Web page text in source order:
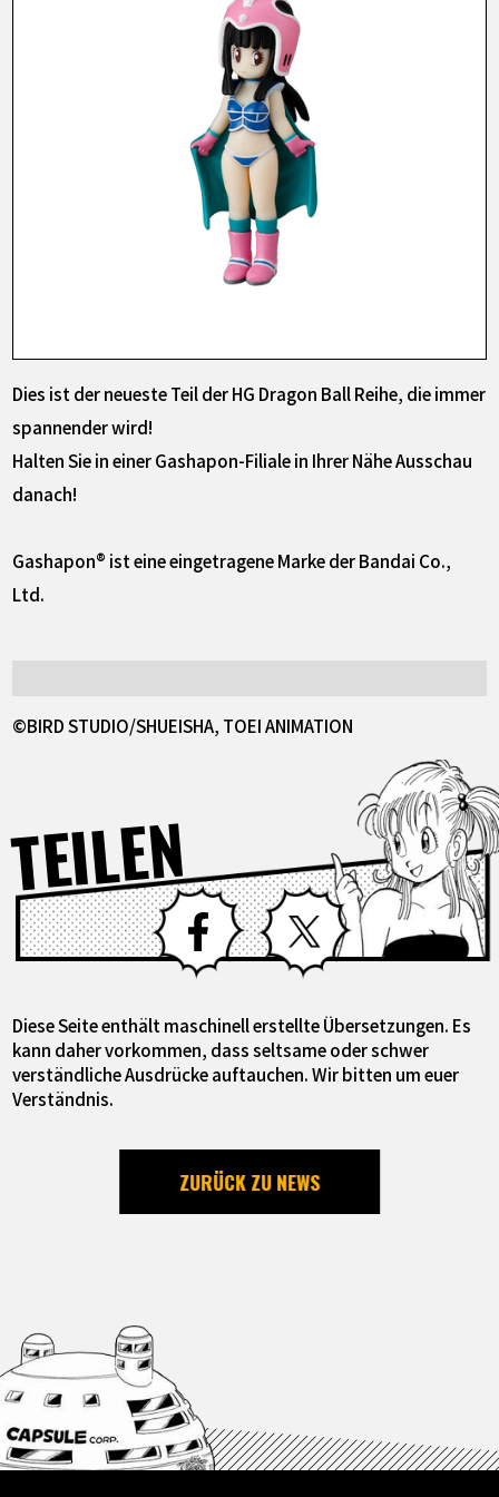
Dies ist der neueste Teil der HG Dragon Ball Reihe, die immer
spannender wird!
Halten Sie in einer Gashapon-Filiale in Ihrer Nähe Ausschau
danach!
Gashapon® ist eine eingetragene Marke der Bandai Co.,
Ltd.
©BIRD STUDIO/SHUEISHA, TOEI ANIMATION
TEILEN Facebook X
Diese Seite enthält maschinell erstellte Übersetzungen. Es
kann daher vorkommen, dass seltsame oder schwer
verständliche Ausdrücke auftauchen. Wir bitten um euer
Verständnis.
ZURÜCK ZU NEWS